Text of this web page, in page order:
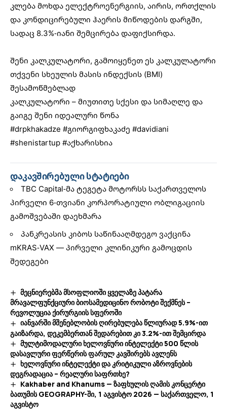
კლება მოხდა ელექტროენერგიის, აირის, ორთქლის
და კონდიცირებული ჰაერის მიწოდების დარგში,
სადაც 8.3%-იანი შემცირება დაფიქსირდა.
შენი კალკულატორი, გამოიყენეთ ეს კალკულატორი
თქვენი სხეულის მასის ინდექსის (BMI)
შესამოწმებლად
კალკულატორი – მიუთითე სქესი და სიმაღლე და
გაიგე შენი იდეალური წონა
#drpkhakadze #გიორგიფხაკაძე #davidiani
#shenistartup #აქხარისხია
დაკავშირებული სტატიები
TBC Capital-მა ტეგეტა მოტორსს საქართველოს
პირველი 6-თვიანი კორპორატიული ობლიგაციის
გამოშვებაში დაეხმარა
პანკრეასის კიბოს საწინააღმდეგო ვაქცინა
mKRAS-VAX — პირველი კლინიკური გამოცდის
შედეგები
მეცნიერებმა მსოფლიოში ყველაზე პატარა
მრავალფუნქციური ბიოსამედიცინო რობოტი შექმნეს –
რევოლუცია ქირურგიის სფეროში
იანვარში მშენებლობის ღირებულება წლიურად 5.9%-ით
გაიზარდა, დეკემბერთან შედარებით კი 3.2%-ით შემცირდა
მულტიმოდალური ხელოვნური ინტელექტი 500 წლის
დასავლური ფერწერის ფარულ კავშირებს ავლენს
ხელოვნური ინტელექტი და კრიტიკული აზროვნების
დეგრადაცია – რეალური საფრთხე?
Kakhaber and Khanums — ზაფხულის ღამის კონცერტი
ბათუმის GEOGRAPHY-ში, 1 აგვისტო 2026 — საქართველო, 1
აგვისტო